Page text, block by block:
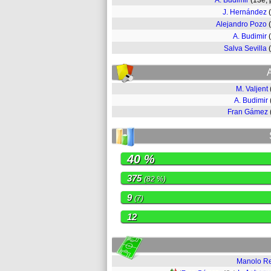
J. Hernández
Alejandro Pozo
A. Budimir
Salva Sevilla
M. Valjent
A. Budimir
Fran Gámez
40 %
375(82 %)
9(7)
12
Manolo